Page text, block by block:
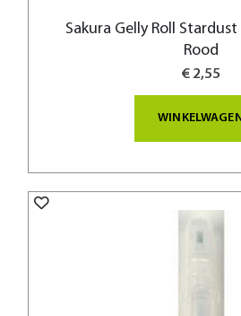
Sakura Gelly Roll
Rood
€ 2,55